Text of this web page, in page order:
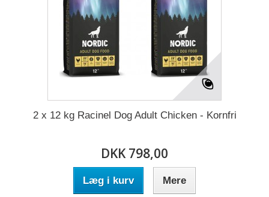
2 x 12 kg Racinel Dog Adult Chicken - Kornfri
DKK 798,00
Læg i kurv Mere